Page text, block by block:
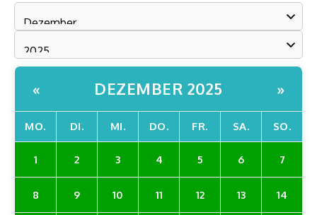
« DEZEMBER 2025 »
MO. DI. MI. DO. FR. SA. SO.
1 2 3 4 5 6 7
8 9 10 11 12 13 14